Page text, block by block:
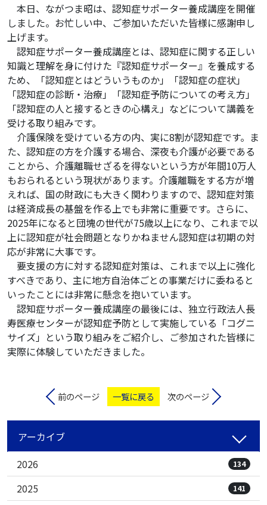
本日、ながつま昭は、認知症サポーター養成講座を開催
しました。お忙しい中、ご参加いただいた皆様に感謝申し
上げます。
認知症サポーター養成講座とは、認知症に関する正しい
知識と理解を身に付けた『認知症サポーター』を養成する
ため、「認知症とはどういうものか」「認知症の症状」
「認知症の診断・治療」「認知症予防についての考え方」
「認知症の人と接するときの心構え」などについて講義を
受ける取り組みです。
介護保険を受けている方の内、実に8割が認知症です。ま
た、認知症の方を介護する場合、深夜も介護が必要である
ことから、介護離職せざるを得ないという方が年間10万人
もおられるという現状があります。介護離職をする方が増
えれば、国の財政にも大きく関わりますので、認知症対策
は経済成長の基盤を作る上でも非常に重要です。さらに、
2025年になると団塊の世代が75歳以上になり、これまで以
上に認知症が社会問題となりかねません認知症は初期の対
応が非常に大事です。
要支援の方に対する認知症対策は、これまで以上に強化
すべきであり、主に地方自治体ごとの事業だけに委ねると
いったことには非常に懸念を抱いています。
認知症サポーター養成講座の最後には、独立行政法人長
寿医療センターが認知症予防として実施している「コグニ
サイズ」という取り組みをご紹介し、ご参加された皆様に
実際に体験していただきました。
前のページ 一覧に戻る 次のページ
アーカイブ
2026
134
2025 141